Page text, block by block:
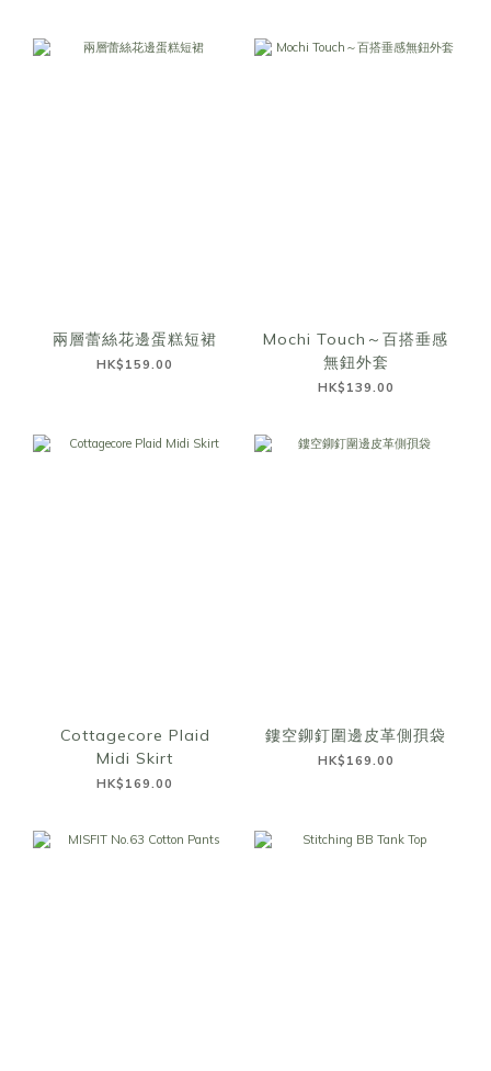
兩層蕾絲花邊蛋糕短裙
HK$159.00
Mochi Touch～百搭垂感
無鈕外套
HK$139.00
Cottagecore Plaid
Midi Skirt
HK$169.00
鏤空鉚釘圍邊皮革側孭袋
HK$169.00